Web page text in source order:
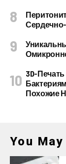
3D-
Похожие
You